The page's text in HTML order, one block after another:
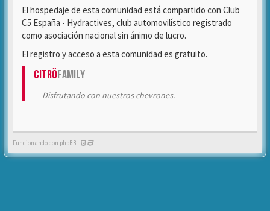
El hospedaje de esta comunidad está compartido con Club
C5 España - Hydractives, club automovilístico registrado
como asociación nacional sin ánimo de lucro.
El registro y acceso a esta comunidad es gratuito.
CitröFamily
Disfrutando con nuestros chevrones.
Funcionando con phpBB -